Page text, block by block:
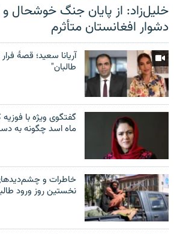
خلیل‌زاد: از پایان جنگ خوشحال و
دشوار افغانستان متأثرم
آریانا سعید؛ قصۀ فرار
طالبان"
ماه اسد چگونه به
خاطرات و
نخستین روز ورود